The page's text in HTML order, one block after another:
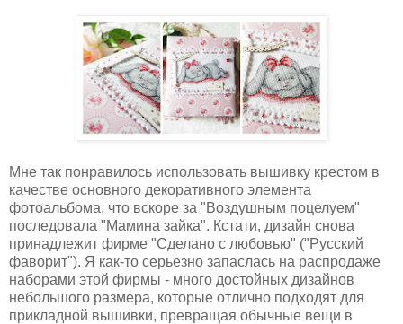
Мне так понравилось использовать вышивку крестом в
качестве основного декоративного элемента
фотоальбома, что вскоре за "Воздушным поцелуем"
последовала "Мамина зайка". Кстати, дизайн снова
принадлежит фирме "Сделано с любовью" ("Русский
фаворит"). Я как-то серьезно запаслась на распродаже
наборами этой фирмы - много достойных дизайнов
небольшого размера, которые отлично подходят для
прикладной вышивки, превращая обычные вещи в